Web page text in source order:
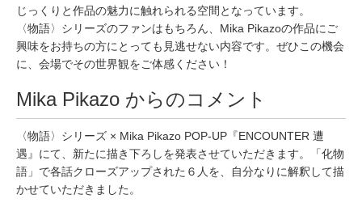
じっくりと作品の魅力に触れられる空間となっています。
〈物語〉シリーズのファンはもちろん、Mika Pikazoの作品にご
興味をお持ちの方にとっても見逃せない内容です。ぜひこの機会
に、会場でその世界観をご体感ください！
Mika Pikazo からのコメント
〈物語〉シリーズ × Mika Pikazo POP-UP『ENCOUNTER 遭
遇』にて、新たに描き下ろしを発表させていただきます。「化物
語」で各話クローズアップされた６人を、自分なりに解釈して描
かせていただきました。